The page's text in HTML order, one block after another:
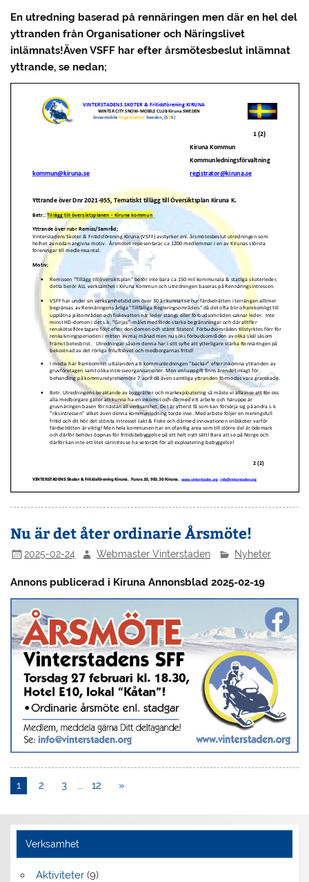
En utredning baserad på rennäringen men där en hel del
yttranden från Organisationer och Näringslivet
inlämnats!Även VSFF har efter årsmötesbeslut inlämnat
yttrande, se nedan;
Nu är det åter ordinarie Årsmöte!
2025-02-24 Webmaster Vinterstaden Nyheter
Annons publicerad i Kiruna Annonsblad 2025-02-19
1 2 3 … 12 »
Verksamhet
Aktiviteter(9)